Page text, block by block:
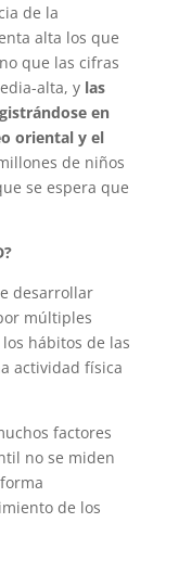
de la
alta los que
que las cifras
alta, y las
en
oriental y el
de niños
se espera que
desarrollar
múltiples
hábitos de las
actividad física
factores
no se miden
de los